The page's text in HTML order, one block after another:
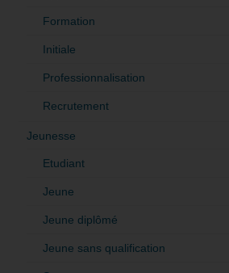
Formation
Initiale
Professionnalisation
Recrutement
Jeunesse
Etudiant
Jeune
Jeune diplômé
Jeune sans qualification